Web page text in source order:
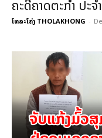
ຄະດີຄາດຕະກຳ ປະ
ໂທລະໂຄ່ງ THOLAKHONG -